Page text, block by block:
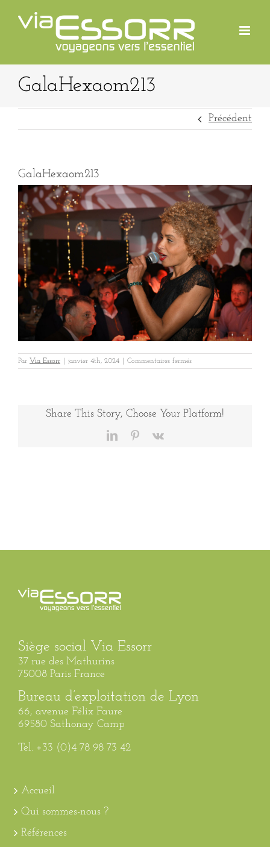
contenu
GalaHexaom213
Précédent
GalaHexaom213
Par Via Essorr janvier 4th, 2024 Commentaires ferméssur
GalaHexaom213
Share This Story, Choose Your Platform!
LinkedInPinterest
Vk
Siège social Via Essorr
37 rue des Mathurins
75008 Paris France
Bureau d’exploitation de Lyon
66, avenue Félix Faure
69580 Sathonay Camp
Tel. +33 (0)4 78 98 73 42
Accueil
Qui sommes-nous ?
Références